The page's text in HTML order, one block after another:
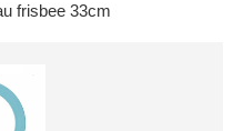
frisbee 33cm